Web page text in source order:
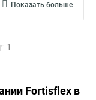
Показать больше
1
Fortisflex в